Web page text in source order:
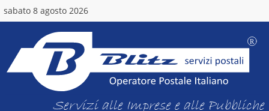
sabato 8 agosto 2026
Servizi alle Imprese e alle Pubbliche